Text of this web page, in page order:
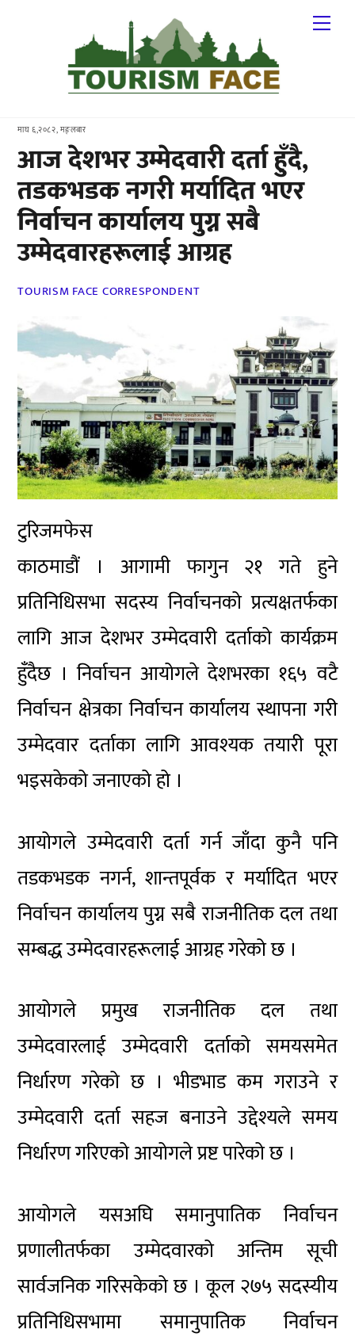
माघ ६,२०८२, मङ्लबार
आज देशभर उम्मेदवारी दर्ता हुँदै,
तडकभडक नगरी मर्यादित भएर
निर्वाचन कार्यालय पुग्न सबै
उम्मेदवारहरूलाई आग्रह
TOURISM FACE CORRESPONDENT
टुरिजमफेस
काठमाडौं । आगामी फागुन २१ गते हुने
प्रतिनिधिसभा सदस्य निर्वाचनको प्रत्यक्षतर्फका
लागि आज देशभर उम्मेदवारी दर्ताको कार्यक्रम
हुँदैछ । निर्वाचन आयोगले देशभरका १६५ वटै
निर्वाचन क्षेत्रका निर्वाचन कार्यालय स्थापना गरी
उम्मेदवार दर्ताका लागि आवश्यक तयारी पूरा
भइसकेको जनाएको हो ।
आयोगले उम्मेदवारी दर्ता गर्न जाँदा कुनै पनि
तडकभडक नगर्न, शान्तपूर्वक र मर्यादित भएर
निर्वाचन कार्यालय पुग्न सबै राजनीतिक दल तथा
सम्बद्ध उम्मेदवारहरूलाई आग्रह गरेको छ ।
आयोगले प्रमुख राजनीतिक दल तथा
उम्मेदवारलाई उम्मेदवारी दर्ताको समयसमेत
निर्धारण गरेको छ । भीडभाड कम गराउने र
उम्मेदवारी दर्ता सहज बनाउने उद्देश्यले समय
निर्धारण गरिएको आयोगले प्रष्ट पारेको छ ।
आयोगले यसअघि समानुपातिक निर्वाचन
प्रणालीतर्फका उम्मेदवारको अन्तिम सूची
सार्वजनिक गरिसकेको छ । कूल २७५ सदस्यीय
प्रतिनिधिसभामा समानुपातिक निर्वाचन